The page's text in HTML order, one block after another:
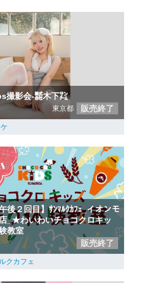
撮影会-㍿木下㌠
東京都 販売終了
後２回目】ｻﾝﾏﾙｸｶﾌｪ_イオンモ
_★わいわいチョコクロキッ
教室
販売終了
クカフェ